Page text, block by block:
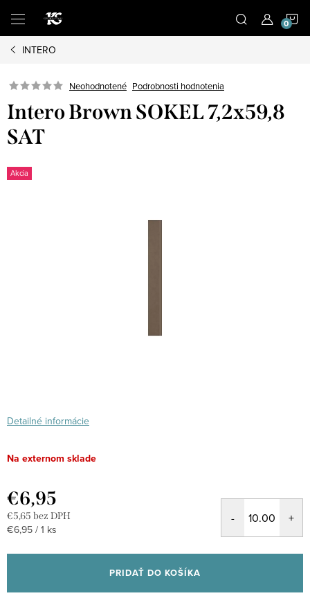
obsah
INTERO
Neohodnotené Podrobnosti hodnotenia
Intero Brown SOKEL 7,2x59,8
SAT
Akcia
Detailné informácie
Na externom sklade
€6,95
€5,65 bez DPH
Jednotková
€6,95 / 1 ks
PRIDAŤ DO KOŠÍKA